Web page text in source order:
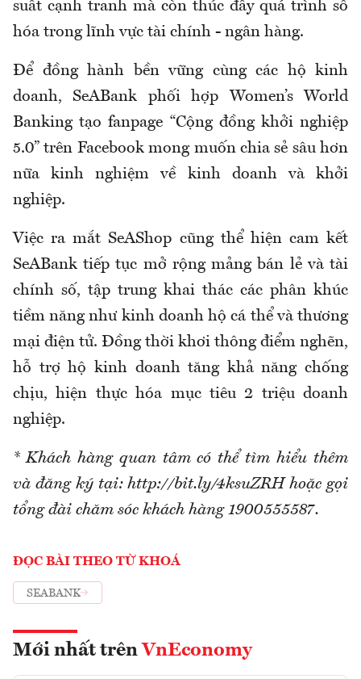
suất cạnh tranh mà còn thúc đẩy quá trình số
hóa trong lĩnh vực tài chính - ngân hàng.
Để đồng hành bền vững cùng các hộ kinh
doanh, SeABank phối hợp Women’s World
Banking tạo fanpage “Cộng đồng khởi nghiệp
5.0” trên Facebook mong muốn chia sẻ sâu hơn
nữa kinh nghiệm về kinh doanh và khởi
nghiệp.
Việc ra mắt SeAShop cũng thể hiện cam kết
SeABank tiếp tục mở rộng mảng bán lẻ và tài
chính số, tập trung khai thác các phân khúc
tiềm năng như kinh doanh hộ cá thể và thương
mại điện tử. Đồng thời khơi thông điểm nghẽn,
hỗ trợ hộ kinh doanh tăng khả năng chống
chịu, hiện thực hóa mục tiêu 2 triệu doanh
nghiệp.
* Khách hàng quan tâm có thể tìm hiểu thêm
và đăng ký tại: http://bit.ly/4ksuZRH hoặc gọi
tổng đài chăm sóc khách hàng 1900555587.
ĐỌC BÀI THEO TỪ KHOÁ
SEABANK
Mới nhất trên VnEconomy